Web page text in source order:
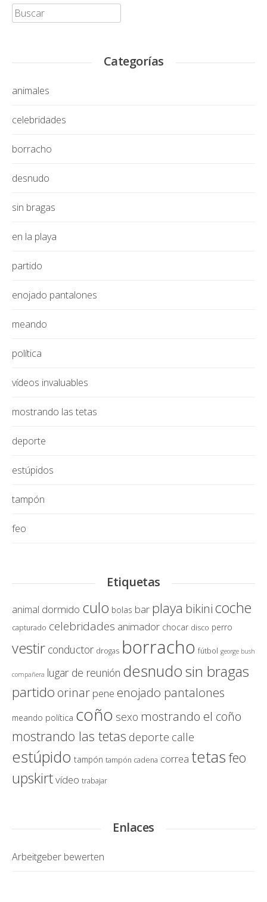
Buscar:
Categorías
animales
celebridades
borracho
desnudo
sin bragas
en la playa
partido
enojado pantalones
meando
política
vídeos invaluables
mostrando las tetas
deporte
estúpidos
tampón
feo
Etiquetas
animal dormido culo bolas bar playa bikinicoche
capturado celebridades animador chocar disco perro
vestir conductor drogas borracho fútbol george bush
compañera lugar de reunión desnudosin bragas
partido orinar pene enojado pantalones
meando política coño sexo mostrando el coño
mostrando las tetas deporte calle
estúpido tampón tampón cadena correa tetasfeo
upskirtvídeo trabajar
Enlaces
Arbeitgeber bewerten